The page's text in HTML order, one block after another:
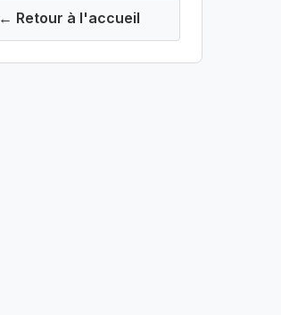
← Retour à l'accueil